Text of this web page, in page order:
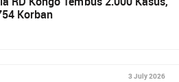
Korban
3 July 2026